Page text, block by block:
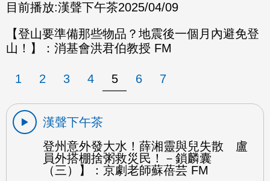
目前播放:漢聲下午茶2025/04/09
【登山要準備那些物品？地震後一個月內避免登
山！】：消基會洪君伯教授 FM
1 2 3 4 5 6 7
漢聲下午茶
登州意外發大水！薛湘靈與兒失散 盧
員外搭棚捨粥救災民！－鎖麟囊
（三）】：京劇老師蘇蓓芸 FM